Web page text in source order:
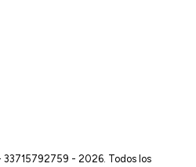
33715792759 - 2026. Todos los